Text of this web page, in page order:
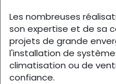
Les nombreuses
son expertise et de sa
projets de grande
l'installation de
climatisation ou de
confiance.